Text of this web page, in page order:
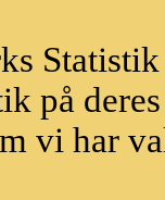
på
vi har